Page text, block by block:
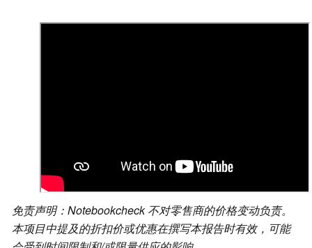
免责声明：Notebookcheck 不对零售商的价格变动负责。
本项目中提及的折扣价或优惠在撰写本报告时有效，可能